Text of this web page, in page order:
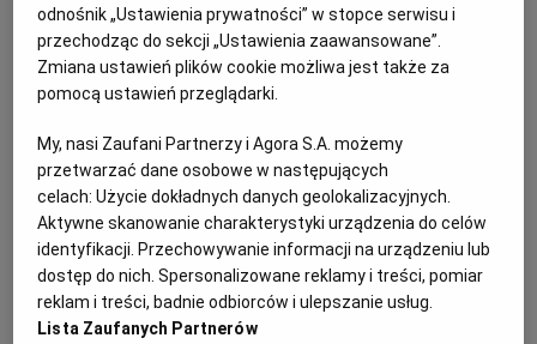
ŁÓDŹ
OLSZTYN
OPOLE
PŁOCK
POZNAŃ
KULTURALNYSKLEP.PL
DZIECKO
ZDROWIE
POGODA
PODRÓŻE
90 g tofu tradycyjnego, naturalnego
1/2 cebuli
1/2 łyżki oliwy z oliwek
100 g papryki czerwonej
1/4 łyżeczki kurkumy
2 szczypty pieprzu
odnośnik „Ustawienia prywatności” w stopce serwisu i
przechodząc do sekcji „Ustawienia zaawansowane”.
Zmiana ustawień plików cookie możliwa jest także za
pomocą ustawień przeglądarki.
My, nasi Zaufani Partnerzy i Agora S.A. możemy
przetwarzać dane osobowe w następujących
celach:Użycie dokładnych danych geolokalizacyjnych.
Aktywne skanowanie charakterystyki urządzenia do celów
identyfikacji. Przechowywanie informacji na urządzeniu lub
dostęp do nich. Spersonalizowane reklamy i treści, pomiar
reklam i treści, badnie odbiorców i ulepszanie usług.
Lista Zaufanych Partnerów